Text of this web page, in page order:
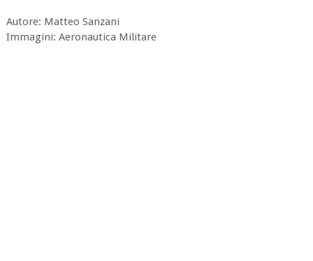
Autore: Matteo Sanzani
Immagini: Aeronautica Militare